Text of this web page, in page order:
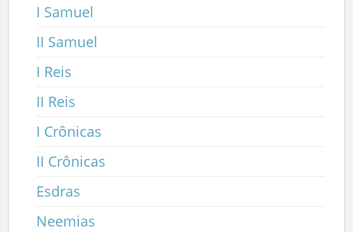
I Samuel
II Samuel
I Reis
II Reis
I Crônicas
II Crônicas
Esdras
Neemias